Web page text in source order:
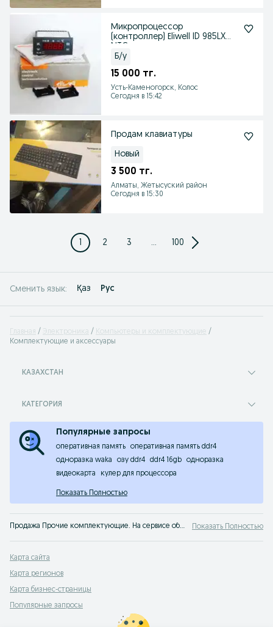
Микропроцессор
(контроллер) Еliwell ID 985LX
Б/у
15 000 тг.
Усть-Каменогорск, Колос
Сегодня в 15:42
Продам клавиатуры
Новый
3 500 тг.
Алматы, Жетысуский район
Сегодня в 15:30
1 2 3 ... 100
Сменить язык: Қаз Рус
Главная Электроника
Компьютеры и комплектующие
Комплектующие и аксессуары
КАЗАХСТАН
КАТЕГОРИЯ
Популярные запросы
оперативная память
оперативная память ddr4
одноразка waka
озу ddr4 ddr4 16gb
одноразка
видеокарта
кулер для процессора
Показать Полностью
Продажа Прочие комплектующие. На сервисе объявлений OLX.kz Казахстан легко и быстро можно купить Прочие комплектующие для компьютерной техники б/у. Покупай лучшие комплектующие на OLX Казахстан! Показать Полностью
Карта сайта
Карта регионов
Карта бизнес-страницы
Популярные запросы